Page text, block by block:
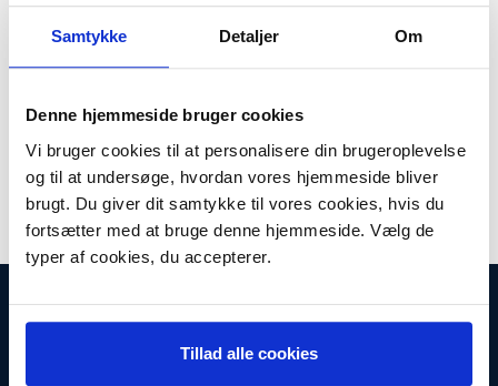
Samtykke Detaljer Om
Denne hjemmeside bruger cookies
Vi bruger cookies til at personalisere din brugeroplevelse
og til at undersøge, hvordan vores hjemmeside bliver
brugt. Du giver dit samtykke til vores cookies, hvis du
fortsætter med at bruge denne hjemmeside. Vælg de
typer af cookies, du accepterer.
Tillad alle cookies
Antal LÆG I KURV
Trevlesi til Blomberg WAF13201. Indsats til fnugfilter. Blomberg
originalt vare nr.
2887400100
INFORMATIONER